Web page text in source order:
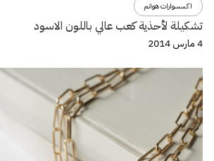
اكسسوارات هوانم
تشكيلة لأحذية كعب عالي باللون الاسود
4 مارس 2014